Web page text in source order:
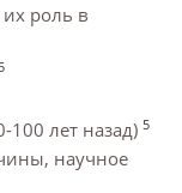
роль в
лет назад) 5
научное